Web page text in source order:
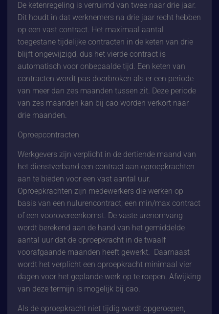
De ketenregeling is verruimd van twee naar drie jaar.
Dit houdt in dat werknemers na drie jaar recht hebben
op een vast contract. Het maximaal aantal
toegestane tijdelijke contracten in de keten van drie
blijft ongewijzigd, dus het vierde contract is
automatisch voor onbepaalde tijd. Een keten van
contracten wordt pas doorbroken als er een periode
van meer dan zes maanden tussen zit. Deze periode
van zes maanden kan bij cao worden verkort naar
drie maanden.
Oproepcontracten
Werkgevers zijn verplicht in de dertiende maand van
het dienstverband een contract aan oproepkrachten
aan te bieden voor een vast aantal uur.
Oproepkrachten zijn medewerkers die werken op
basis van een nulurencontract, een min/max contract
of een voorovereenkomst. De vaste urenomvang
wordt berekend aan de hand van het gemiddelde
aantal uur dat de oproepkracht in de twaalf
voorafgaande maanden heeft gewerkt. Daarnaast
wordt het verplicht een oproepkracht minimaal vier
dagen voor het geplande werk op te roepen. Afwijking
van deze termijn is mogelijk bij cao.
Als de oproepkracht niet tijdig wordt opgeroepen,